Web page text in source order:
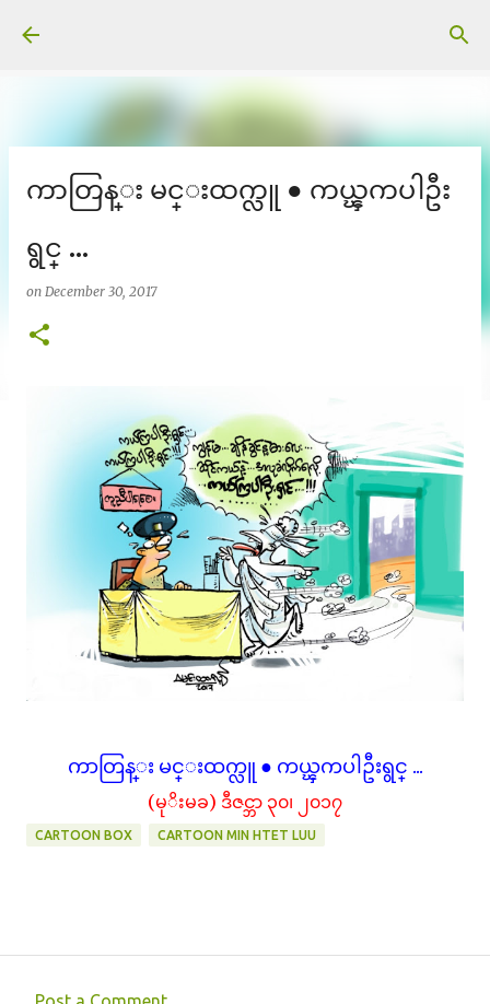
ကာတြန္း မင္းထက္လူ ● ကယ္ၾကပါဦး
ရွင္ ...
on December 30, 2017
ကာတြန္း မင္းထက္လူ ● ကယ္ၾကပါဦးရွင္ ...
(မုိးမခ) ဒီဇင္ဘာ ၃၀၊ ၂၀၁၇
CARTOON BOX CARTOON MIN HTET LUU